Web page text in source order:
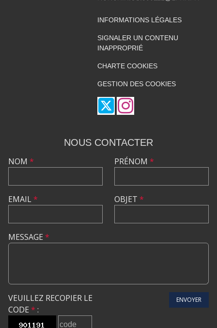
INFORMATIONS LÉGALES
SIGNALER UN CONTENU
INAPPROPRIÉ
CHARTE COOKIES
GESTION DES COOKIES
NOUS CONTACTER
NOM *
EMAIL*
PRÉNOM *
OBJET *
MESSAGE *
VEUILLEZ RECOPIER LE
CODE * :
ENVOYER